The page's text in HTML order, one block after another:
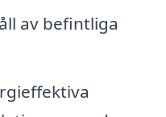
av befintliga